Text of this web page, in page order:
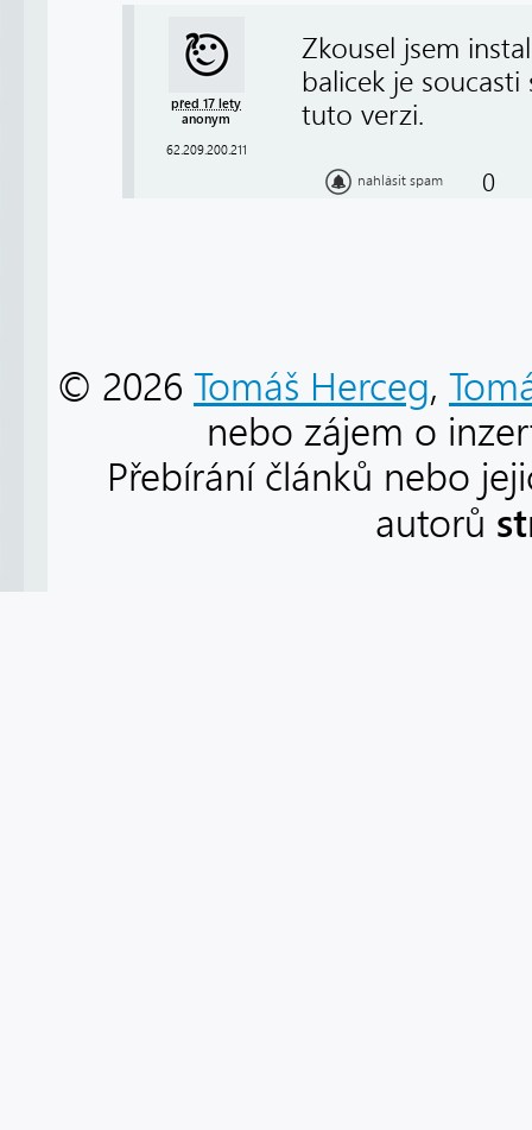
před 17 lety
anonym
62.209.200.211
Zkousel jsem
balicek je
tuto verzi.
nahlásit spam 0
© 2026 Tomáš Herceg,
nebo zájem o
Přebírání článků nebo
autorů